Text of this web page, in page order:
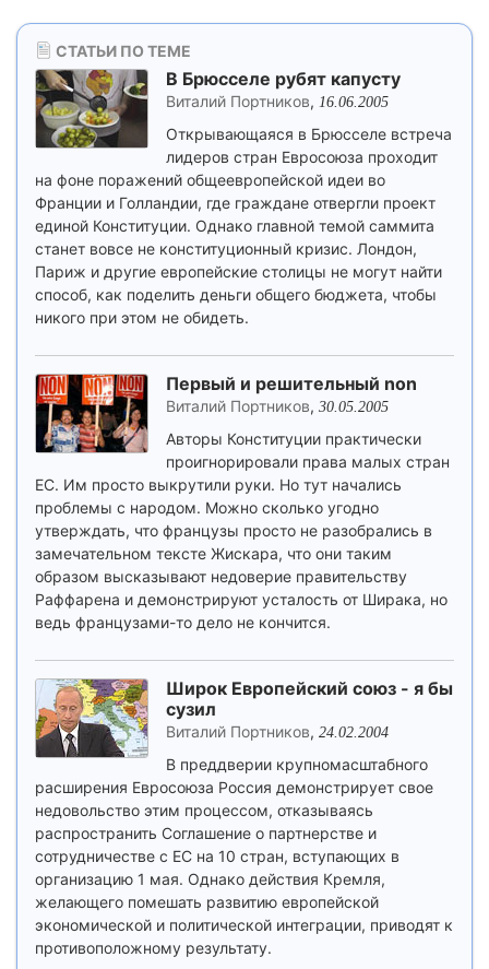
СТАТЬИ ПО ТЕМЕ
В Брюсселе рубят капусту
Виталий Портников, 16.06.2005
Открывающаяся в Брюсселе встреча
лидеров стран Евросоюза проходит
на фоне поражений общеевропейской идеи во
Франции и Голландии, где граждане отвергли проект
единой Конституции. Однако главной темой саммита
станет вовсе не конституционный кризис. Лондон,
Париж и другие европейские столицы не могут найти
способ, как поделить деньги общего бюджета, чтобы
никого при этом не обидеть.
Первый и решительный non
Виталий Портников, 30.05.2005
Авторы Конституции практически
проигнорировали права малых стран
ЕС. Им просто выкрутили руки. Но тут начались
проблемы с народом. Можно сколько угодно
утверждать, что французы просто не разобрались в
замечательном тексте Жискара, что они таким
образом высказывают недоверие правительству
Раффарена и демонстрируют усталость от Ширака, но
ведь французами-то дело не кончится.
Широк Европейский союз - я бы
сузил
Виталий Портников, 24.02.2004
В преддверии крупномасштабного
расширения Евросоюза Россия демонстрирует свое
недовольство этим процессом, отказываясь
распространить Соглашение о партнерстве и
сотрудничестве с ЕС на 10 стран, вступающих в
организацию 1 мая. Однако действия Кремля,
желающего помешать развитию европейской
экономической и политической интеграции, приводят к
противоположному результату.